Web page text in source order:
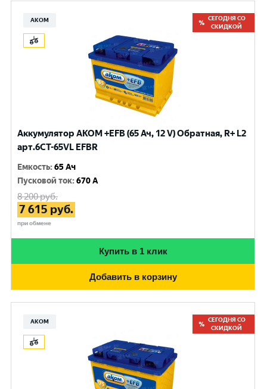
АКОМ
СЕГОДНЯ СО
СКИДКОЙ
Аккумулятор AKOM +EFB (65 Ач, 12 V) Обратная, R+ L2
арт.6CT-65VL EFBR
Емкость:65 Ач
Пусковой ток:670 A
8 200руб.
7 615 руб.
при обмене
Купить в 1 клик
Добавить в корзину
АКОМ
СЕГОДНЯ СО
СКИДКОЙ